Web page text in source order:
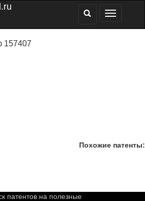
157407
Похожие патенты:
патентов на полезные